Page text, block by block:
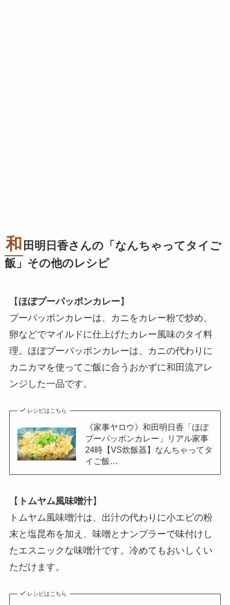
和 田明日香さんの「なんちゃってタイご
飯」その他のレシピ
【 ほぼプーパッポンカレー 】
プーパッポンカレーは、カニをカレー粉で炒め、
卵などでマイルドに仕上げたカレー風味のタイ料
理。ほぼプーパッポンカレーは、カニの代わりに
カニカマを使ってご飯に合うおかずに和田流アレ
ンジした一品です。
レシピはこちら
《家事ヤロウ》和田明日香「ほぼ
プーパッポンカレー」リアル家事
24時【VS炊飯器】なんちゃってタ
イご飯…
【 トムヤム風味噌汁】
トムヤム風味噌汁は、出汁の代わりに小エビの粉
末と塩昆布を加え、味噌とナンプラーで味付けし
たエスニックな味噌汁です。冷めてもおいしくい
ただけます。
レシピはこちら